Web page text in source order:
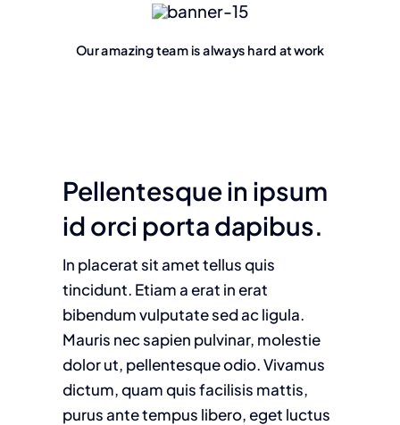
Our amazing team is always hard at work
Pellentesque in ipsum
id orci porta dapibus.
In placerat sit amet tellus quis
tincidunt. Etiam a erat in erat
bibendum vulputate sed ac ligula.
Mauris nec sapien pulvinar, molestie
dolor ut, pellentesque odio. Vivamus
dictum, quam quis facilisis mattis,
purus ante tempus libero, eget luctus